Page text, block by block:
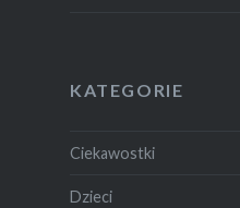
KATEGORIE
Ciekawostki
Dzieci